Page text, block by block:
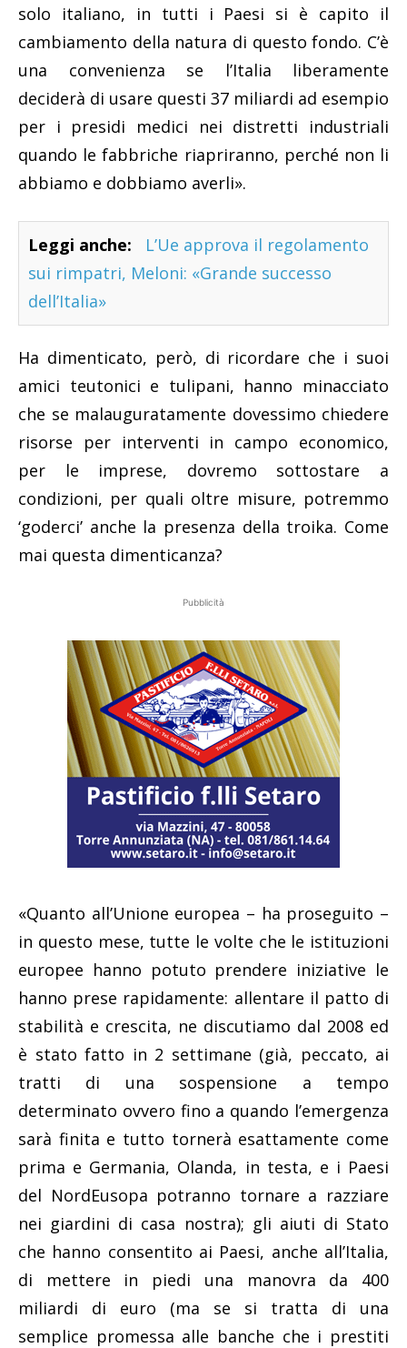
solo italiano, in tutti i Paesi si è capito il
cambiamento della natura di questo fondo. C’è
una convenienza se l’Italia liberamente
deciderà di usare questi 37 miliardi ad esempio
per i presidi medici nei distretti industriali
quando le fabbriche riapriranno, perché non li
abbiamo e dobbiamo averli».
Leggi anche:
L’Ue approva il regolamento
sui rimpatri, Meloni: «Grande successo
dell’Italia»
Ha dimenticato, però, di ricordare che i suoi
amici teutonici e tulipani, hanno minacciato
che se malauguratamente dovessimo chiedere
risorse per interventi in campo economico,
per le imprese, dovremo sottostare a
condizioni, per quali oltre misure, potremmo
‘goderci’ anche la presenza della troika. Come
mai questa dimenticanza?
Pubblicità
«Quanto all’Unione europea – ha proseguito –
in questo mese, tutte le volte che le istituzioni
europee hanno potuto prendere iniziative le
hanno prese rapidamente: allentare il patto di
stabilità e crescita, ne discutiamo dal 2008 ed
è stato fatto in 2 settimane (già, peccato, ai
tratti di una sospensione a tempo
determinato ovvero fino a quando l’emergenza
sarà finita e tutto tornerà esattamente come
prima e Germania, Olanda, in testa, e i Paesi
del NordEusopa potranno tornare a razziare
nei giardini di casa nostra); gli aiuti di Stato
che hanno consentito ai Paesi, anche all’Italia,
di mettere in piedi una manovra da 400
miliardi di euro (ma se si tratta di una
semplice promessa alle banche che i prestiti